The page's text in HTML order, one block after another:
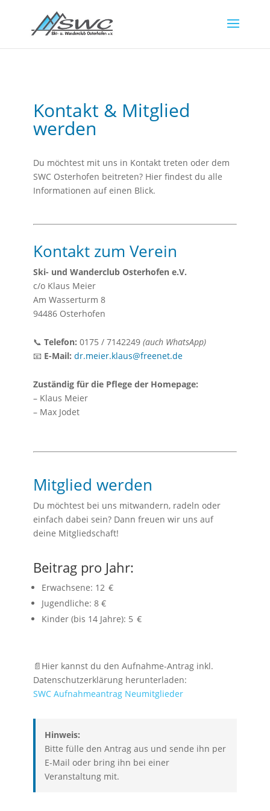
Kontakt & Mitglied
werden
Du möchtest mit uns in Kontakt treten oder dem
SWC Osterhofen beitreten? Hier findest du alle
Informationen auf einen Blick.
Kontakt zum Verein
Ski- und Wanderclub Osterhofen e.V.
c/o Klaus Meier
Am Wasserturm 8
94486 Osterhofen
📞 Telefon: 0175 / 7142249 (auch WhatsApp)
📧 E-Mail: dr.meier.klaus@freenet.de
Zuständig für die Pflege der Homepage:
– Klaus Meier
– Max Jodet
Mitglied werden
Du möchtest bei uns mitwandern, radeln oder
einfach dabei sein? Dann freuen wir uns auf
deine Mitgliedschaft!
Beitrag pro Jahr:
Erwachsene: 12 €
Jugendliche: 8 €
Kinder (bis 14 Jahre): 5 €
📄Hier kannst du den Aufnahme-Antrag inkl.
Datenschutzerklärung herunterladen:
SWC Aufnahmeantrag Neumitglieder
Hinweis:
Bitte fülle den Antrag aus und sende ihn per
E-Mail oder bring ihn bei einer
Veranstaltung mit.